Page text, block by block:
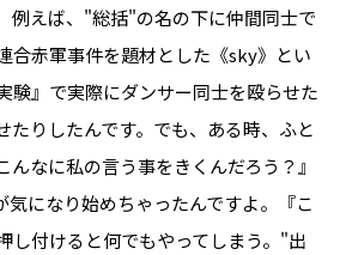
例えば、"総括"の名の下に仲間同士で
合赤軍事件を題材とした《sky》とい
験』で実際にダンサー同士を殴らせた
たりしたんです。でも、ある時、ふと
んなに私の言う事をきくんだろう？』
気になり始めちゃったんですよ。『こ
し付けると何でもやってしまう。"出